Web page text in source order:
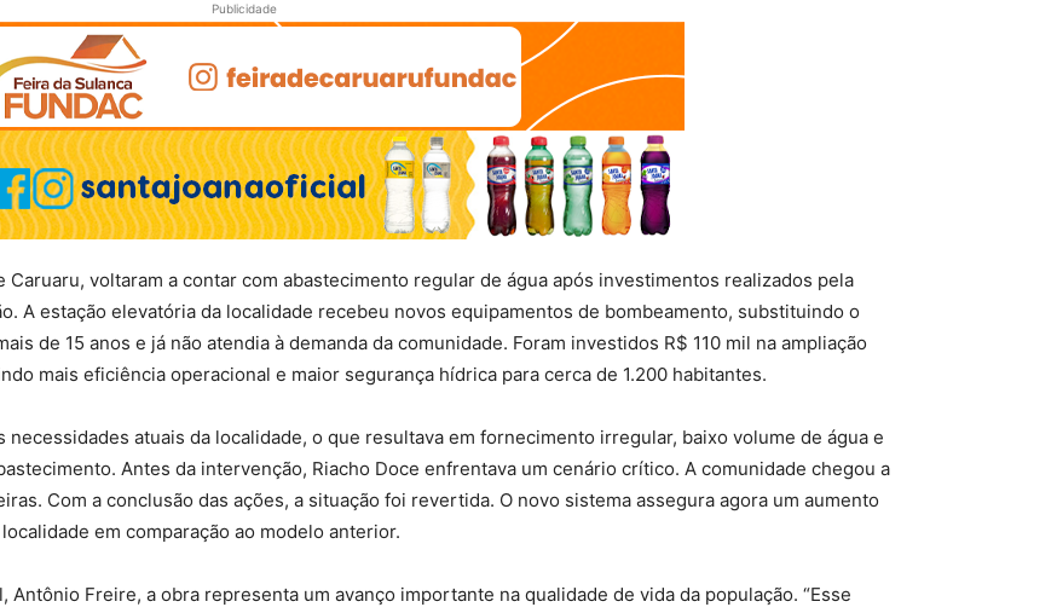
Publicidade
Caruaru, voltaram a contar com abastecimento regular de água após investimentos realizados pela
A estação elevatória da localidade recebeu novos equipamentos de bombeamento, substituindo o
de 15 anos e já não atendia à demanda da comunidade. Foram investidos R$ 110 mil na ampliação
mais eficiência operacional e maior segurança hídrica para cerca de 1.200 habitantes.
atuais da localidade, o que resultava em fornecimento irregular, baixo volume de água e
Antes da intervenção, Riacho Doce enfrentava um cenário crítico. A comunidade chegou a
Com a conclusão das ações, a situação foi revertida. O novo sistema assegura agora um aumento
em comparação ao modelo anterior.
Freire, a obra representa um avanço importante na qualidade de vida da população. “Esse